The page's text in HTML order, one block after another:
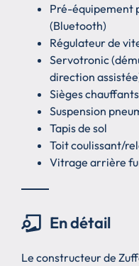
Pré-équipement
(Bluetooth)
Régulateur de
Servotronic
direction
Sièges
Suspension
Tapis de sol
Toit coulissant/
Vitrage arrière
En détail
Le constructeur de